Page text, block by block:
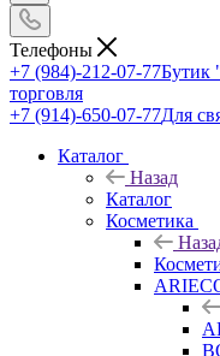
Телефоны
+7 (984)-212-07-77Бутик
торговля
+7 (914)-650-07-77Для
Каталог
Назад
Каталог
Косметика